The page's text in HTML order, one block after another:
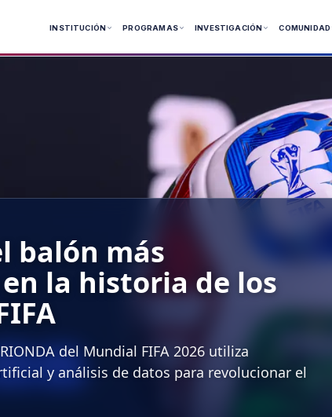
INSTITUCIÓN PROGRAMAS
Pregrados Virtuales
INVESTIGACIÓN COMUNIDAD
balón más
la historia de los
del Mundial FIFA 2026 utiliza
y análisis de datos para revolucionar el